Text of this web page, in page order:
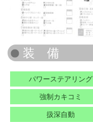
パワーステアリング
強制カキコミ
扱深自動